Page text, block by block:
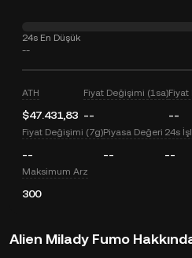
24s En Düşük
--
ATH
$47.431,83
Fiyat Değişimi (1sa)
--
Fiyat
--
Fiyat Değişimi (7g)
--
Piyasa Değeri
--
24s
--
Maksimum Arz
300
Alien Milady Fumo